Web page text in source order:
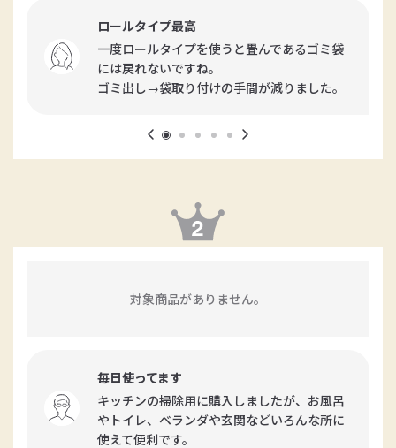
ロールタイプ最高
一度ロールタイプを使うと畳んであるゴミ袋
には戻れないですね。
ゴミ出し→袋取り付けの手間が減りました。
対象商品がありません。
毎日使ってます
キッチンの掃除用に購入しましたが、お風呂
やトイレ、ベランダや玄関などいろんな所に
使えて便利です。